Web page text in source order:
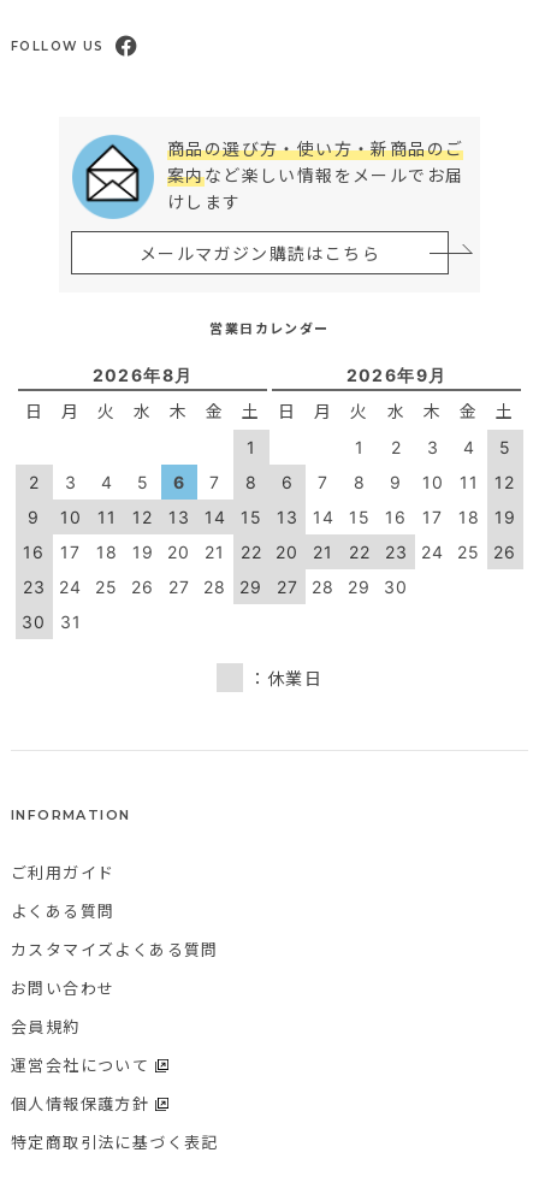
FOLLOW US
商品の選び方・使い方・新商品のご
案内など楽しい情報をメールでお届
けします
メールマガジン購読はこちら
営業日カレンダー
2026年8月
日 月 火 水 木 金 土
1
2
3 4 5 6 7
8
9
10 11 12 13 14
15
16
17 18 19 20 21
22
23
24 25 26 27 28
29
30
31
2026年9月
日 月 火 水 木 金 土
1 2 3 4
5
6
7 8 9 10 11
12
13
14 15 16 17 18
19
20
21 22 23 24 25
26
27
28 29 30
：休業日
INFORMATION
ご利用ガイド
よくある質問
カスタマイズよくある質問
お問い合わせ
会員規約
運営会社について
個人情報保護方針
特定商取引法に基づく表記